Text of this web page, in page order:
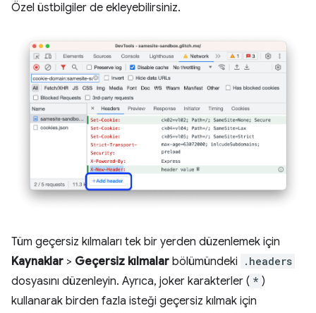
Özel üstbilgiler de ekleyebilirsiniz.
Tüm geçersiz kılmaları tek bir yerden düzenlemek için
Kaynaklar > Geçersiz kılmalar bölümündeki .headers
dosyasını düzenleyin. Ayrıca, joker karakterler ( * )
kullanarak birden fazla isteği geçersiz kılmak için